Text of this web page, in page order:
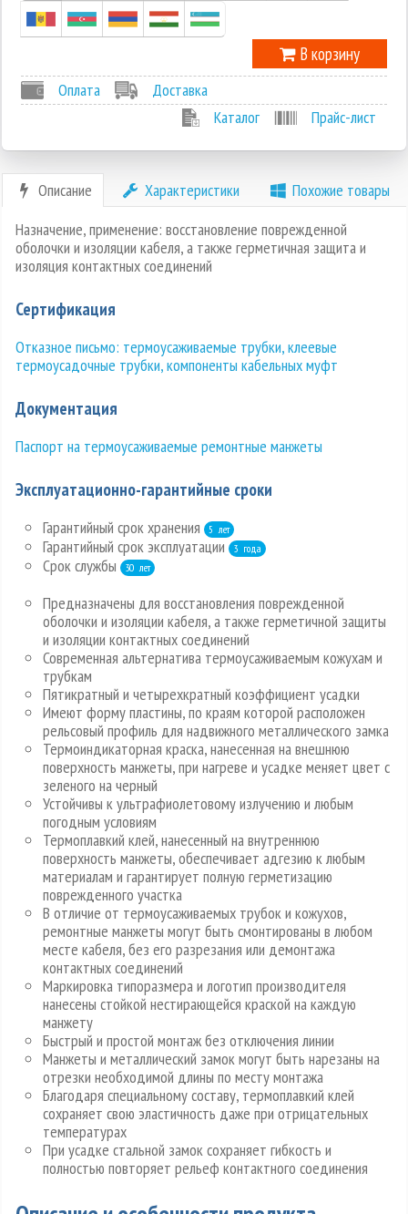
В корзину
Оплата
Доставка
Каталог
Прайс-лист
Описание Характеристики
Похожие товары
Назначение, применение: восстановление поврежденной
оболочки и изоляции кабеля, а также герметичная защита и
изоляция контактных соединений
Сертификация
Отказное письмо: термоусаживаемые трубки, клеевые
термоусадочные трубки, компоненты кабельных муфт
Документация
Паспорт на термоусаживаемые ремонтные манжеты
Эксплуатационно-гарантийные сроки
Гарантийный срок хранения 5 лет
Гарантийный срок эксплуатации 3 года
Срок службы 30 лет
Предназначены для восстановления поврежденной
оболочки и изоляции кабеля, а также герметичной защиты
и изоляции контактных соединений
Современная альтернатива термоусаживаемым кожухам и
трубкам
Пятикратный и четырехкратный коэффициент усадки
Имеют форму пластины, по краям которой расположен
рельсовый профиль для надвижного металлического замка
Термоиндикаторная краска, нанесенная на внешнюю
поверхность манжеты, при нагреве и усадке меняет цвет с
зеленого на черный
Устойчивы к ультрафиолетовому излучению и любым
погодным условиям
Термоплавкий клей, нанесенный на внутреннюю
поверхность манжеты, обеспечивает адгезию к любым
материалам и гарантирует полную герметизацию
поврежденного участка
В отличие от термоусаживаемых трубок и кожухов,
ремонтные манжеты могут быть смонтированы в любом
месте кабеля, без его разрезания или демонтажа
контактных соединений
Маркировка типоразмера и логотип производителя
нанесены стойкой нестирающейся краской на каждую
манжету
Быстрый и простой монтаж без отключения линии
Манжеты и металлический замок могут быть нарезаны на
отрезки необходимой длины по месту монтажа
Благодаря специальному составу, термоплавкий клей
сохраняет свою эластичность даже при отрицательных
температурах
При усадке стальной замок сохраняет гибкость и
полностью повторяет рельеф контактного соединения